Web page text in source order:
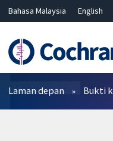
Bahasa Malaysia English
Hrvatski
Deutsch ไทย
简体中文
Penapis
Laman depan Bukti